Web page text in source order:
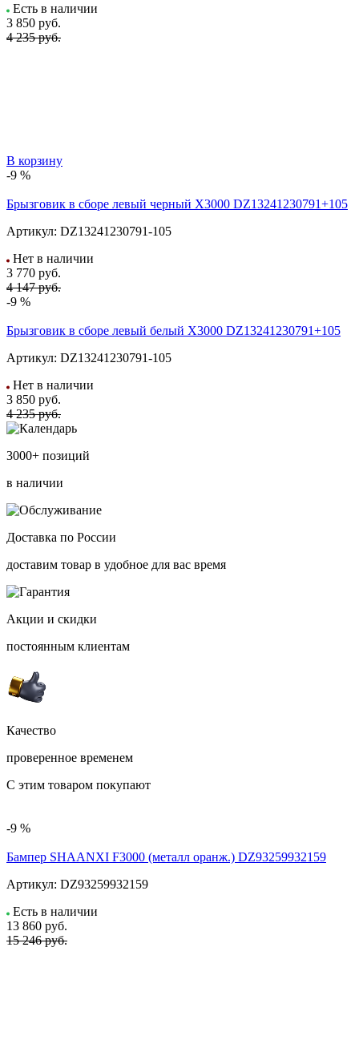
Есть в наличии
3 850 руб.
4 235 руб.
В корзину
-9 %
Брызговик в сборе левый черный X3000 DZ13241230791+105
Артикул: DZ13241230791-105
Нет в наличии
3 770 руб.
4 147 руб.
-9 %
Брызговик в сборе левый белый X3000 DZ13241230791+105
Артикул: DZ13241230791-105
Нет в наличии
3 850 руб.
4 235 руб.
3000+ позиций
в наличии
Доставка по России
доставим товар в удобное для вас время
Акции и скидки
постоянным клиентам
Качество
проверенное временем
С этим товаром покупают
-9 %
Бампер SHAANXI F3000 (металл оранж.) DZ93259932159
Артикул: DZ93259932159
Есть в наличии
13 860 руб.
15 246 руб.